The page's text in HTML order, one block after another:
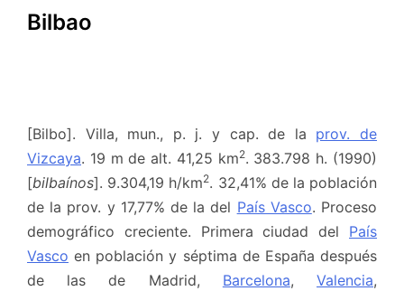
Bilbao
[Bilbo]. Villa, mun., p. j. y cap. de la prov. de
Vizcaya. 19 m de alt. 41,25 km2. 383.798 h. (1990)
[bilbaínos]. 9.304,19 h/km2. 32,41% de la población
de la prov. y 17,77% de la del País Vasco. Proceso
demográfico creciente. Primera ciudad del País
Vasco en población y séptima de España después
de las de Madrid, Barcelona,Valencia,